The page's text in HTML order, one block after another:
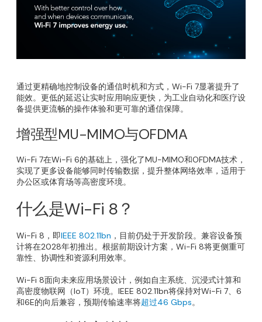
通过更精确地控制设备的通信时机和方式，Wi-Fi 7显著提升了
能效。更低的延迟让实时应用响应更快，为工业自动化和医疗设
备提供更流畅的操作体验和更可靠的通信保障。
增强型MU-MIMO与OFDMA
Wi-Fi 7在Wi-Fi 6的基础上，强化了MU-MIMO和OFDMA技术 ，
实现了更多设备能够同时传输数据，提升整体网络效率，适用于
办公区或体育场等高密度环境。
什么是Wi-Fi 8？
Wi-Fi 8，即IEEE 802.11bn ，目前仍处于开发阶段。兼容设备预
计将在2028年初推出。根据前期设计方案，Wi-Fi 8将更侧重可
靠性、协调性和资源利用效率。
Wi-Fi 8面向未来应用场景设计，例如自主系统、沉浸式计算和
高密度物联网（IoT）环境。IEEE 802.11bn将保持对Wi-Fi 7、6
和6E的向后兼容，预期传输速率将超过46 Gbps。